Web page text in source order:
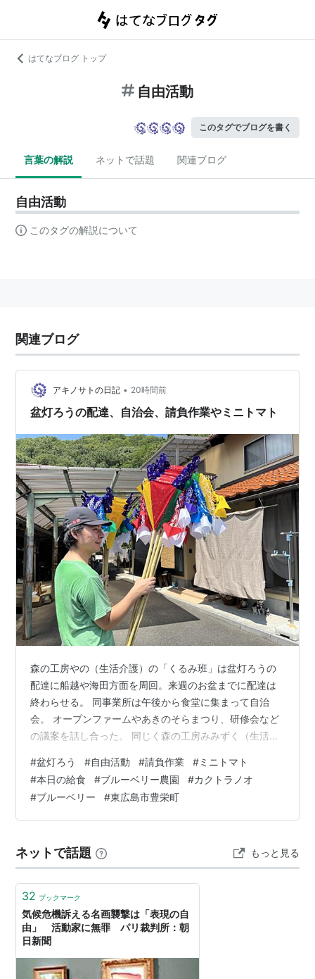
はてなブログ トップ
自由活動
このタグでブログを書く
言葉の解説 ネットで話題 関連ブログ
自由活動
このタグの解説について
関連ブログ
アキノサトの日記 • 20時間前
盆灯ろうの配達、自治会、請負作業やミニトマト
森の工房やの（生活介護）の「くるみ班」は盆灯ろうの
配達に船越や海田方面を周回。来週のお盆までに配達は
終わらせる。 同事業所は午後から食堂に集まって自治
会。 オープンファームやあきのそらまつり、研修会など
の議案を話し合った。 同じく森の工房みみずく（生活介
振り返った。 自治会終了後はミュージックビデオを観
賞。 森の工房やの（就労継続支援B型）の「さくら」は
請負作業で「生きくらげ」のパック詰め。 ①きくらげを
規定量になるようにスケールで計量して、 ②帯を付けて
ニトマト。収穫したものはcafeさくら…
#盆灯ろう #自由活動 #請負作業 #ミニトマト
#本日の給食 #ブルーベリー農園 #カクトラノオ
#ブルーベリー #東広島市豊栄町
ネットで話題 もっと見る
32 ブックマーク
気候危機訴える名画襲撃は「表現の自
由」 活動家に無罪 パリ裁判所：朝
日新聞